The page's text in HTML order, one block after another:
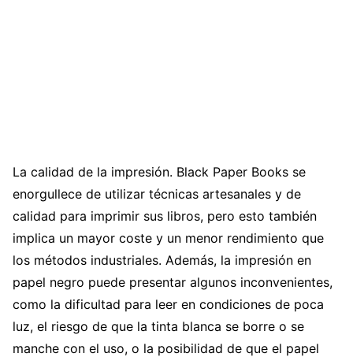
La calidad de la impresión. Black Paper Books se
enorgullece de utilizar técnicas artesanales y de
calidad para imprimir sus libros, pero esto también
implica un mayor coste y un menor rendimiento que
los métodos industriales. Además, la impresión en
papel negro puede presentar algunos inconvenientes,
como la dificultad para leer en condiciones de poca
luz, el riesgo de que la tinta blanca se borre o se
manche con el uso, o la posibilidad de que el papel